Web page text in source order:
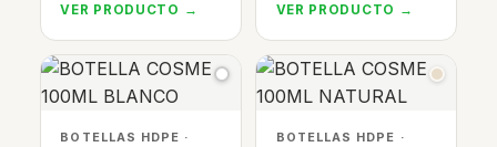
VER PRODUCTO → VER PRODUCTO →
BOTELLAS HDPE ·
BOTELLAS HDPE ·